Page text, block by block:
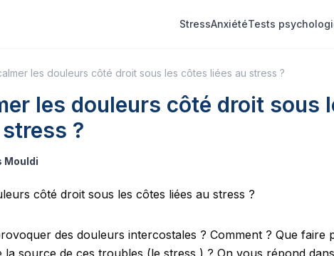
StressAnxiétéTests
les douleurs côté droit sous les côtes liées au stress ?
les douleurs côté droit sous
?
Mouldi
des douleurs intercostales ? Comment ? Que faire
la source de ces troubles (le stress ) ? On vous répond